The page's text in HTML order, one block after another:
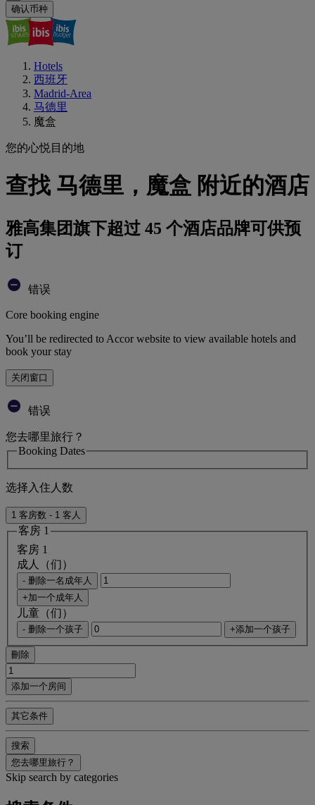
确认币种
Hotels
西班牙
Madrid-Area
马德里
魔盒
您的心悦目的地
查找 马德里，魔盒 附近的酒店
雅高集团旗下超过 45 个酒店品牌可供预
订
错误
Core booking engine
You’ll be redirected to Accor website to view available hotels and
book your stay
关闭窗口
错误
您去哪里旅行？
Booking Dates
选择入住人数
1 客房数 - 1 客人
客房 1
客房 1
成人（们）
- 删除一名成年人
+加一个成年人
儿童（们）
- 删除一个孩子 +添加一个孩子
刪除
添加一个房间
其它条件
搜索
您去哪里旅行？
Skip search by categories